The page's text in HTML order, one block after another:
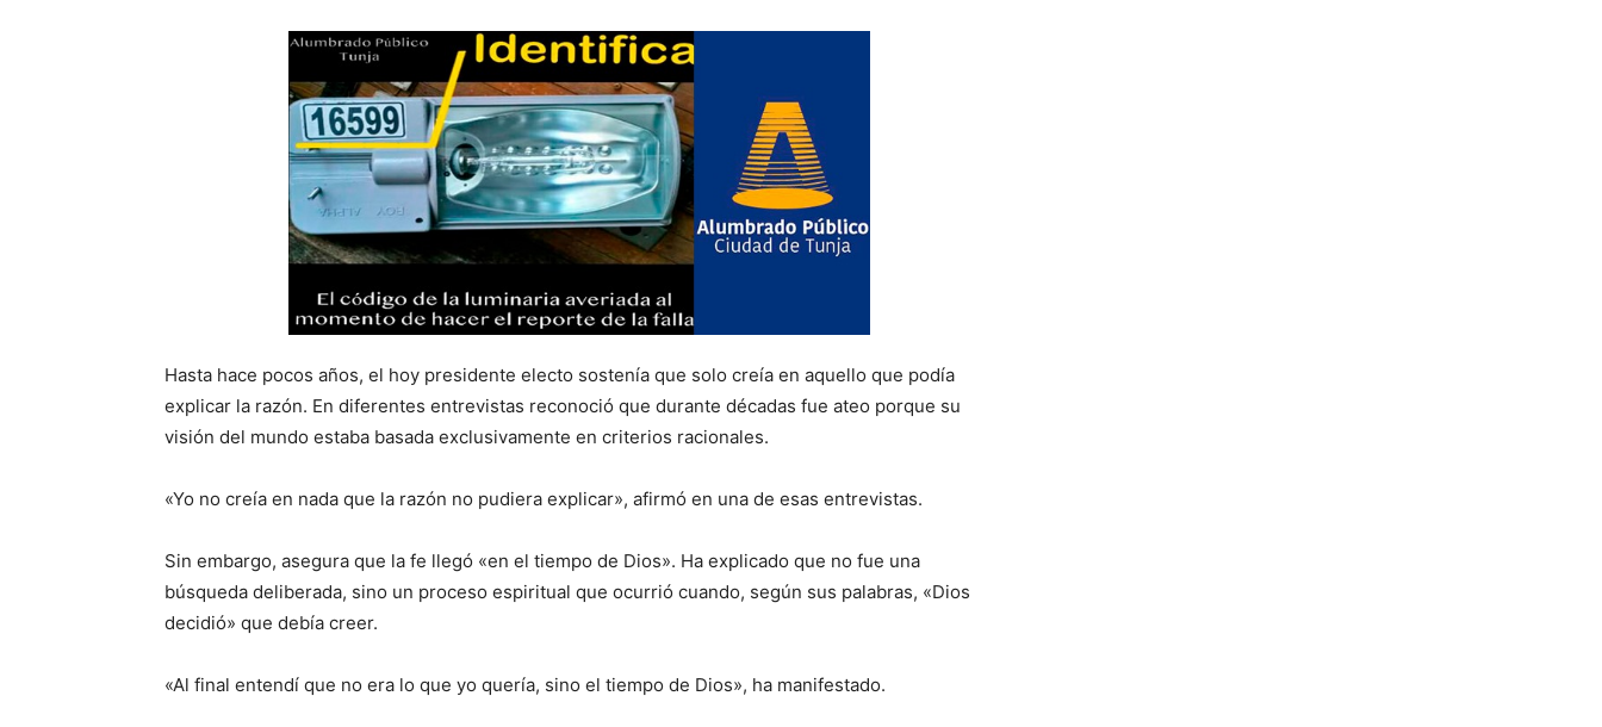
Hasta hace pocos años, el hoy presidente electo sostenía que solo creía en aquello que podía
explicar la razón. En diferentes entrevistas reconoció que durante décadas fue ateo porque su
visión del mundo estaba basada exclusivamente en criterios racionales.
«Yo no creía en nada que la razón no pudiera explicar», afirmó en una de esas entrevistas.
Sin embargo, asegura que la fe llegó «en el tiempo de Dios». Ha explicado que no fue una
búsqueda deliberada, sino un proceso espiritual que ocurrió cuando, según sus palabras, «Dios
decidió» que debía creer.
«Al final entendí que no era lo que yo quería, sino el tiempo de Dios», ha manifestado.